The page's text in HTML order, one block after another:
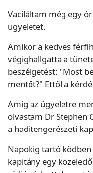
Vaciláltam még egy
ügyeletet.
Amikor a kedves
végighallgatta a
beszélgetést: "Most
mentőt?" Ettől a
Amíg az ügyeletre
olvastam Dr Stephen
a haditengerészeti
Napokig tartó
kapitány egy